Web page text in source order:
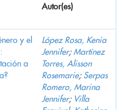
Autor(es)
y el
a
López Rosa, Kenia
Jennifer;Martínez
Torres, Alisson
Rosemarie; Serpas
Romero, Marina
Jennifer; Villa